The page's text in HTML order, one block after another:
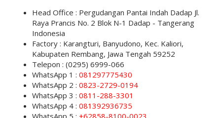
Head Office : Pergudangan Pantai Indah Dadap Jl.
Raya Prancis No. 2 Blok N-1 Dadap - Tangerang
Indonesia
Factory : Karangturi, Banyudono, Kec. Kaliori,
Kabupaten Rembang, Jawa Tengah 59252
Telepon : (0295) 6999-066
WhatsApp 1 : 081297775430
WhatsApp 2 : 0823-2729-0194
WhatsApp 3 : 0811-288-3301
WhatsApp 4 : 081392936735